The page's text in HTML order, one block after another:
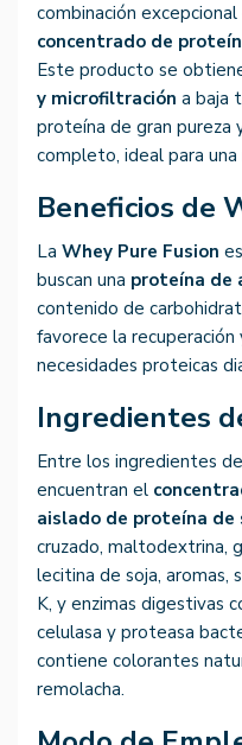
combinación excepcional
concentrado de
Este producto se
y microfiltración a baja
proteína de gran pureza
completo, ideal para una
Beneficios de
La Whey Pure Fusion
buscan una proteína de
contenido de
favorece la recuperación
necesidades proteicas
Ingredientes
Entre los ingredientes
encuentran el
aislado de proteína
cruzado, maltodextrina,
lecitina de soja, aromas,
K, y enzimas digestivas
celulasa y proteasa
contiene colorantes
remolacha.